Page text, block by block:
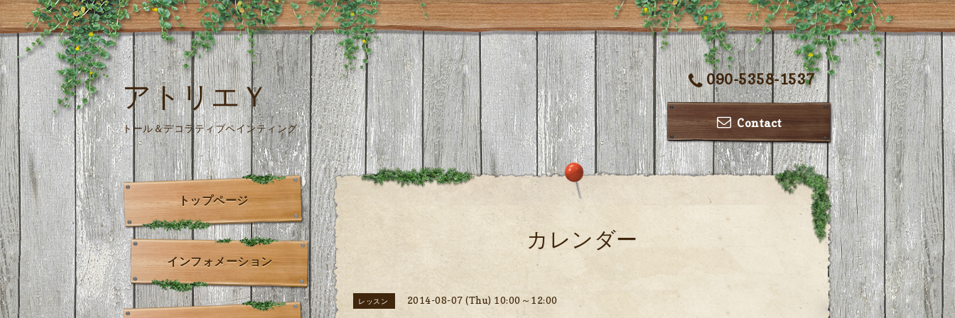
090-5358-1537
Contact
アトリエＹ
トール＆デコラティブペインティング
カレンダー
レッスン 2014-08-07 (Thu) 10:00～12:00
トップページ
インフォメーション